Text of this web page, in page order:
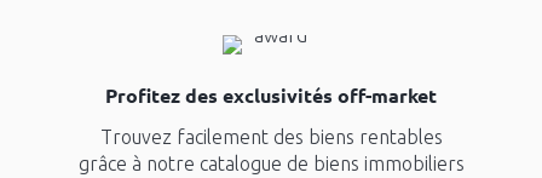
Profitez des exclusivités off-market
Trouvez facilement des biens rentables
grâce à notre catalogue de biens immobiliers